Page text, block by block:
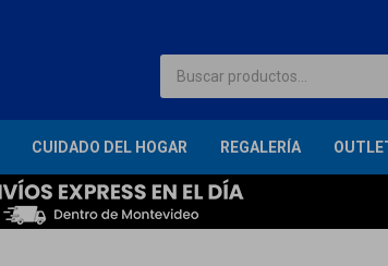
CUIDADO DEL HOGAR REGALERÍA